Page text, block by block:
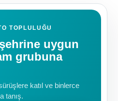
TOPLULUĞU
uygun
grubuna
katıl ve binlerce
tanış.